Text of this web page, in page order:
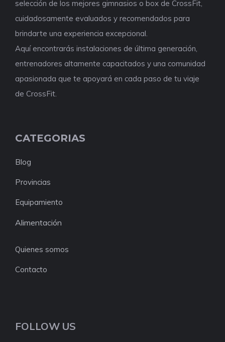
selección de los mejores gimnasios o box de CrossFit,
cuidadosamente evaluados y recomendados para
brindarte una experiencia excepcional.
Aquí encontrarás instalaciones de última generación,
entrenadores altamente capacitados y una comunidad
apasionada que te apoyará en cada paso de tu viaje
de CrossFit.
CATEGORIAS
Blog
Provincias
Equipamiento
Alimentación
Quienes somos
Contacto
FOLLOW US